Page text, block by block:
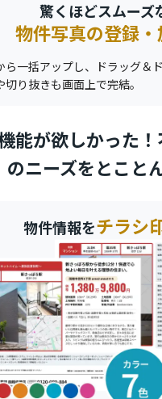
驚くほどスムーズ
物件写真の登録・
ら一括アップし、ドラッグ＆
切り抜きも画面上で完結。
能が欲しかった
のニーズをとこと
物件情報をチラシ